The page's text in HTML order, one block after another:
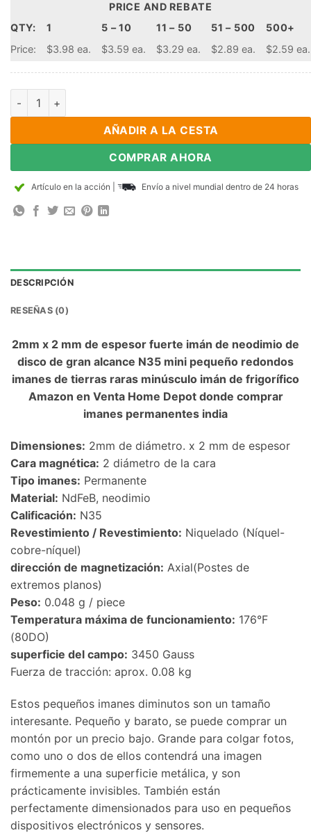
PRICE AND REBATE
QTY:
1 5 – 10 11 – 50 51 – 500
500+
Price:
$3.98 ea. $3.59 ea. $3.29 ea. $2.89 ea. $2.59 ea.
2mm de diámetro x 2 mm de espesor fuertes imán de
AÑADIR A LA CESTA
COMPRAR AHORA
Artículo en la acción Envío a nivel mundial dentro de 24 horas
DESCRIPCIÓN
RESEÑAS (0)
2mm x 2 mm de espesor fuerte imán de neodimio de
disco de gran alcance N35 mini pequeño redondos
imanes de tierras raras minúsculo imán de frigorífico
Amazon en Venta Home Depot donde comprar
imanes permanentes india
Dimensiones: 2mm de diámetro. x 2 mm de espesor
Cara magnética: 2 diámetro de la cara
Tipo imanes: Permanente
Material: NdFeB, neodimio
Calificación: N35
Revestimiento / Revestimiento: Niquelado (Níquel-
cobre-níquel)
dirección de magnetización: Axial(Postes de
extremos planos)
Peso: 0.048 g / piece
Temperatura máxima de funcionamiento: 176°F
(80DO)
superficie del campo: 3450 Gauss
Fuerza de tracción: aprox. 0.08 kg
Estos pequeños imanes diminutos son un tamaño
interesante. Pequeño y barato, se puede comprar un
montón por un precio bajo. Grande para colgar fotos,
como uno o dos de ellos contendrá una imagen
firmemente a una superficie metálica, y son
prácticamente invisibles. También están
perfectamente dimensionados para uso en pequeños
dispositivos electrónicos y sensores.